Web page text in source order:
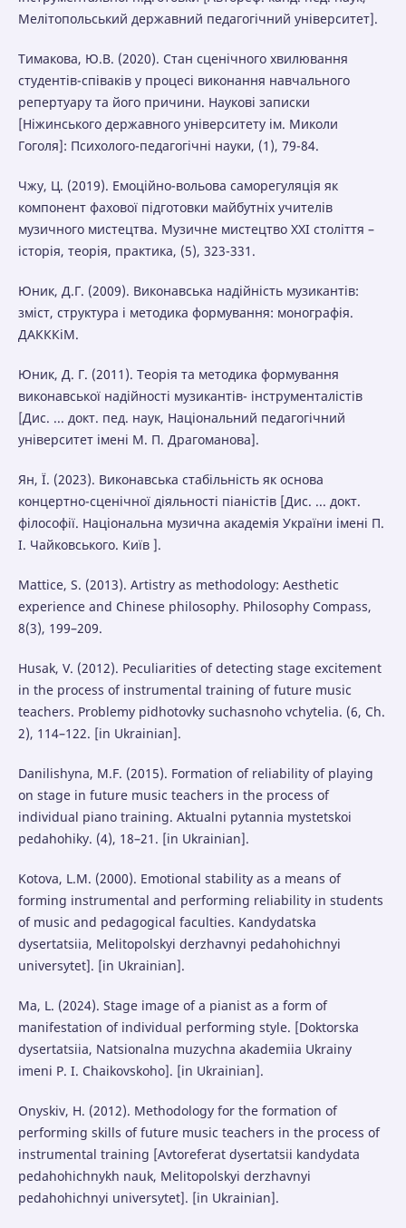
Мелітопольський державний педагогічний університет].
Тимакова, Ю.В. (2020). Стан сценічного хвилювання
студентів-співаків у процесі виконання навчального
репертуару та його причини. Наукові записки
[Ніжинського державного університету ім. Миколи
Гоголя]: Психолого-педагогічні науки, (1), 79-84.
Чжу, Ц. (2019). Емоційно-вольова саморегуляція як
компонент фахової підготовки майбутніх учителів
музичного мистецтва. Музичне мистецтво XXI століття –
історія, теорія, практика, (5), 323-331.
Юник, Д.Г. (2009). Виконавська надійність музикантів:
зміст, структура і методика формування: монографія.
ДАКККіМ.
Юник, Д. Г. (2011). Теорія та методика формування
виконавської надійності музикантів- інструменталістів
[Дис. ... докт. пед. наук, Національний педагогічний
університет імені М. П. Драгоманова].
Ян, Ї. (2023). Виконавська стабільність як основа
концертно-сценічної діяльності піаністів [Дис. ... докт.
філософії. Національна музична академія України імені П.
І. Чайковського. Київ ].
Mattice, S. (2013). Artistry as methodology: Aesthetic
experience and Chinese philosophy. Philosophy Compass,
8(3), 199–209.
Husak, V. (2012). Peculiarities of detecting stage excitement
in the process of instrumental training of future music
teachers. Problemy pidhotovky suchasnoho vchytelia. (6, Ch.
2), 114–122. [in Ukrainian].
Danilishyna, M.F. (2015). Formation of reliability of playing
on stage in future music teachers in the process of
individual piano training. Aktualni pytannia mystetskoi
pedahohiky. (4), 18–21. [in Ukrainian].
Kotova, L.M. (2000). Emotional stability as a means of
forming instrumental and performing reliability in students
of music and pedagogical faculties. Kandydatska
dysertatsiia, Melitopolskyi derzhavnyi pedahohichnyi
universytet]. [in Ukrainian].
Ma, L. (2024). Stage image of a pianist as a form of
manifestation of individual performing style. [Doktorska
dysertatsiia, Natsionalna muzychna akademiia Ukrainy
imeni P. I. Chaikovskoho]. [in Ukrainian].
Onyskiv, H. (2012). Methodology for the formation of
performing skills of future music teachers in the process of
instrumental training [Avtoreferat dysertatsii kandydata
pedahohichnykh nauk, Melitopolskyi derzhavnyi
pedahohichnyi universytet]. [in Ukrainian].